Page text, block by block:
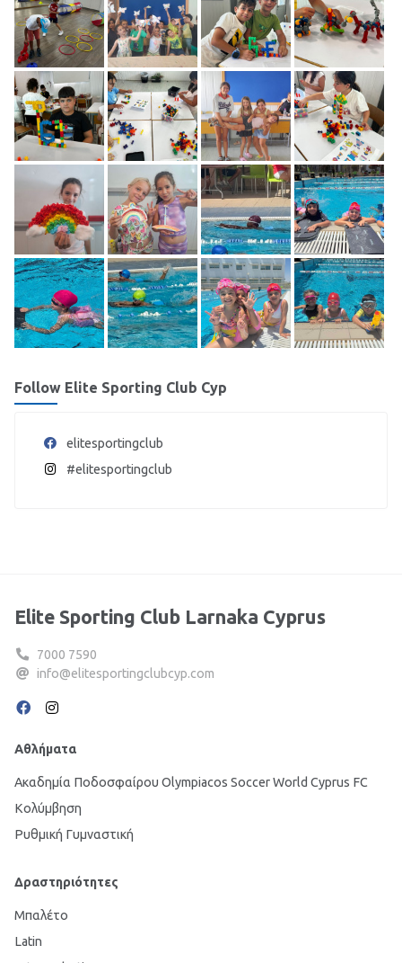
Follow Elite Sporting Club Cyp
elitesportingclub
#elitesportingclub
Elite Sporting Club Larnaka Cyprus
7000 7590
info@elitesportingclubcyp.com
Αθλήματα
Ακαδημία Ποδοσφαίρου Olympiacos Soccer World Cyprus FC
Κολύμβηση
Ρυθμική Γυμναστική
Δραστηριότητες
Μπαλέτο
Latin